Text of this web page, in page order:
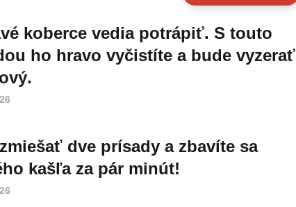
koberce vedia potrápiť. S touto
ho hravo vyčistíte a bude vyzerať
dve prísady a zbavíte sa
kašľa za pár minút!